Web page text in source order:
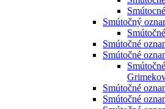
Smútočný
Smútočné
Smútočné
Smútočné
Smútočné